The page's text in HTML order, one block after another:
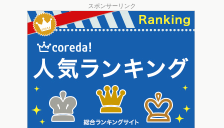
スポンサーリンク